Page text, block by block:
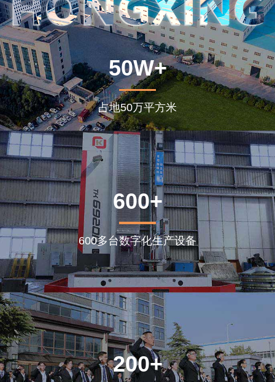
50W+
占地50万平方米
600+
600多台数字化生产设备
200+